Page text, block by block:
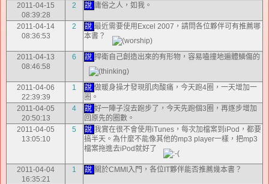
2011-04-15
08:39:28
2 說 庸俗之人，如我。
2011-04-14
08:36:53
2 說 最近需要使用Excel 2007，請問各位夥伴可有推薦哪
本書？
2011-04-13
08:46:58
6 說 捍衛自己創造出來的有形物，容易嗑撞地遍體鱗傷的
2011-04-06
22:39:39
1 說 做暖身操才發現肌肉酸痛，今天跑4圈，一天增加一
圈。
2011-04-05
20:50:13
4 說 好一陣子沒去跑步了，今天先跑個3圈，再逐步增加
回原先的圈數。
2011-04-05
13:05:10
5 說 我實在很不會使用iTunes，每次加檔案到iPod，都要
搞半天。為什麼不能像其他的mp3 player一樣，把mp3
檔案拖進去iPod就好了
2011-04-04
16:35:21
1 說 關於CMMI入門，各位IT夥伴能否推薦幾本書？